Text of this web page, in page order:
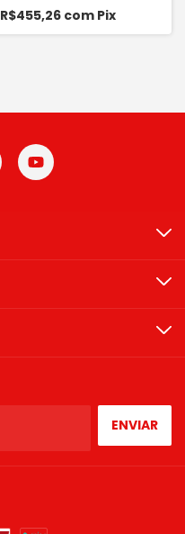
R$455,26 com Pix